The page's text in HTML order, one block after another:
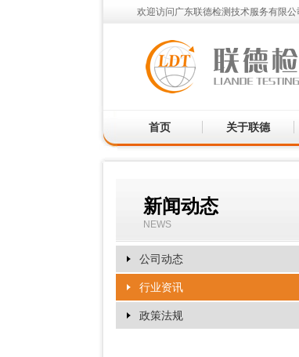
欢迎访问广东联德检测技术服务有限
首页 关于联德
新闻动态
NEWS
公司动态
行业资讯
政策法规